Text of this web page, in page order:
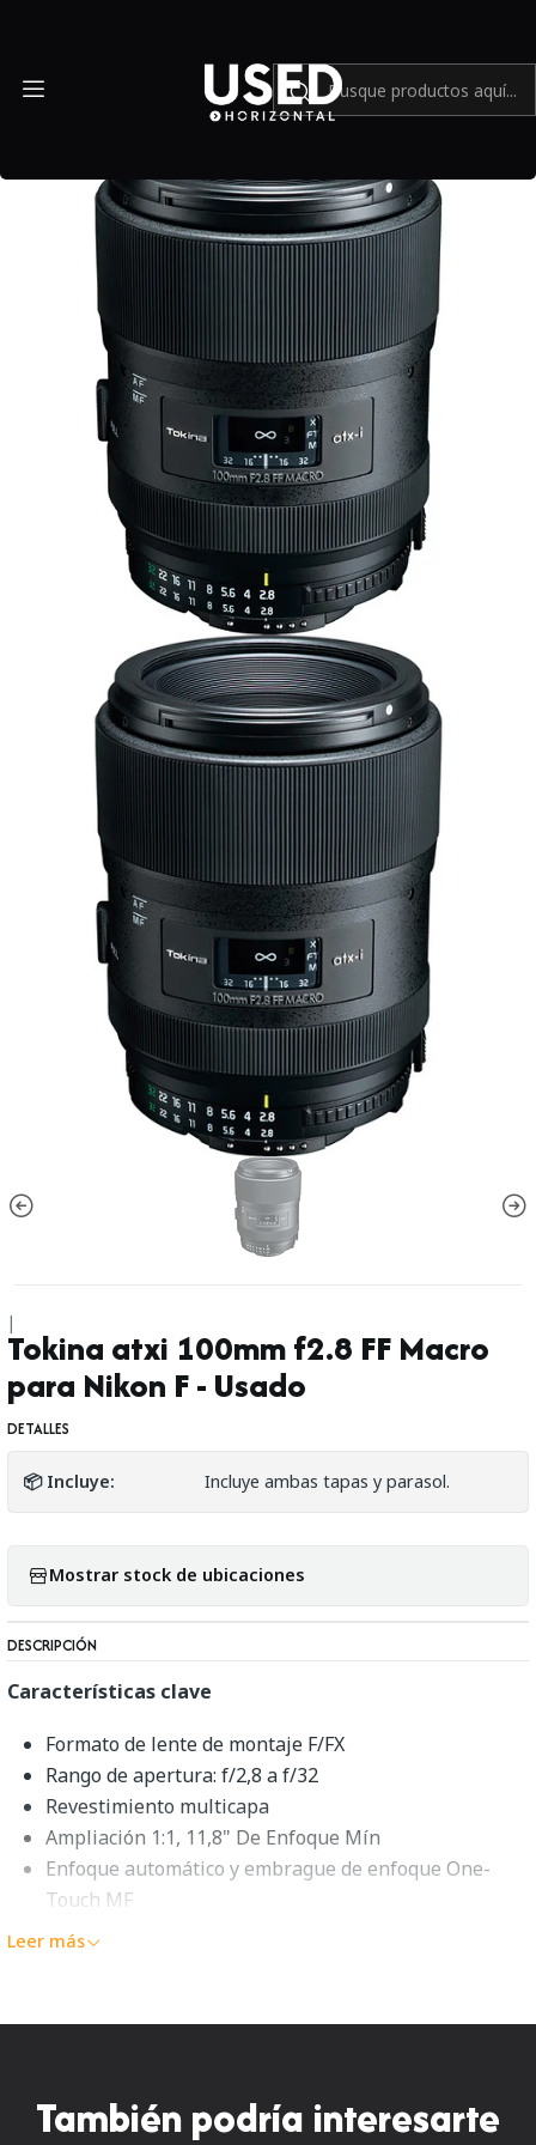
|
Tokina atxi 100mm f2.8 FF Macro
para Nikon F - Usado
DETALLES
📦 Incluye: Incluye ambas tapas y parasol.
Mostrar stock de ubicaciones
DESCRIPCIÓN
Características clave
Formato de lente de montaje F/FX
Rango de apertura: f/2,8 a f/32
Revestimiento multicapa
Ampliación 1:1, 11,8" De Enfoque Mín
Enfoque automático y embrague de enfoque One-
Touch MF
Interruptor limitador de rango de enfoque para uso
Tokina atx-i 100mm f/2.8 FF
Ideal para sujetos de primer plano, el Nikon F-mount
Leer más
También podría interesarte